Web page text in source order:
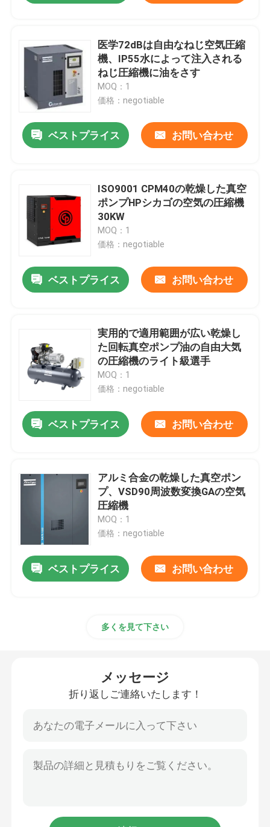
医学72dBは自由なねじ空気圧縮
機、IP55水によって注入される
ねじ圧縮機に油をさす
MOQ：1
価格：negotiable
ベストプライス お問い合わせ
ISO9001 CPM40の乾燥した真空
ポンプHPシカゴの空気の圧縮機
30KW
MOQ：1
価格：negotiable
ベストプライス お問い合わせ
実用的で適用範囲が広い乾燥し
た回転真空ポンプ油の自由大気
の圧縮機のライト級選手
MOQ：1
価格：negotiable
ベストプライス お問い合わせ
アルミ合金の乾燥した真空ポン
プ、VSD90周波数変換GAの空気
圧縮機
MOQ：1
価格：negotiable
ベストプライス お問い合わせ
多くを見て下さい
メッセージ
折り返しご連絡いたします！